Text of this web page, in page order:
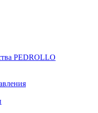
PEDROLLO